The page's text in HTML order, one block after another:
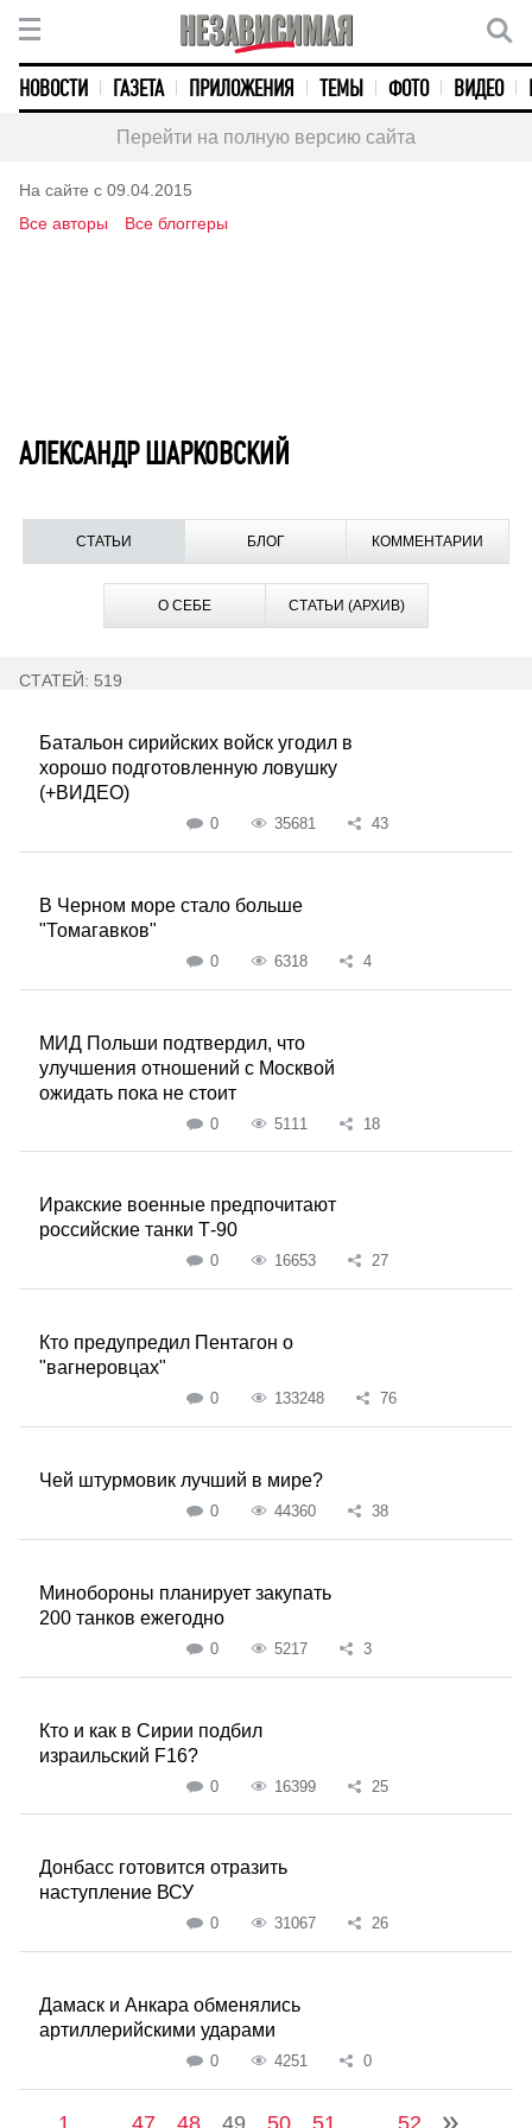
НОВОСТИ ГАЗЕТА ПРИЛОЖЕНИЯ ТЕМЫ ФОТО ВИДЕО
Перейти на полную версию сайта
На сайте с 09.04.2015
Все авторы
Все блоггеры
АЛЕКСАНДР ШАРКОВСКИЙ
СТАТЬИ БЛОГ КОММЕНТАРИИ
О СЕБЕ СТАТЬИ (АРХИВ)
СТАТЕЙ: 519
Батальон сирийских войск угодил в
хорошо подготовленную ловушку
(+ВИДЕО)
0 35681 43
В Черном море стало больше
"Томагавков"
0 6318 4
МИД Польши подтвердил, что
улучшения отношений с Москвой
ожидать пока не стоит
0 5111 18
Иракские военные предпочитают
российские танки Т-90
0 16653 27
Кто предупредил Пентагон о
"вагнеровцах"
0 133248 76
Чей штурмовик лучший в мире?
0 44360 38
Минобороны планирует закупать
200 танков ежегодно
0 5217 3
Кто и как в Сирии подбил
израильский F16?
0 16399 25
Донбасс готовится отразить
наступление ВСУ
0 31067 26
Дамаск и Анкара обменялись
артиллерийскими ударами
0 4251 0
1 47 48 49 50 51 52